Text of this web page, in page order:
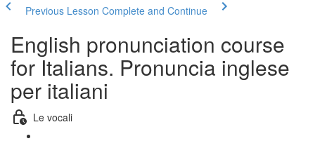
Previous Lesson Complete and Continue
English pronunciation course
for Italians. Pronuncia inglese
per italiani
Le vocali